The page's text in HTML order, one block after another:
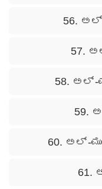
56.
57.
58. ಅಲ್ -
59.
60. ಅಲ್ -